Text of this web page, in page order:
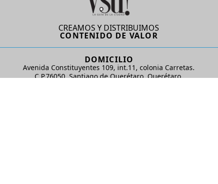
CREAMOS Y DISTRIBUIMOS
CONTENIDO DE VALOR
DOMICILIO
Avenida Constituyentes 109, int.11, colonia Carretas.
C.P.76050. Santiago de Querétaro, Querétaro.